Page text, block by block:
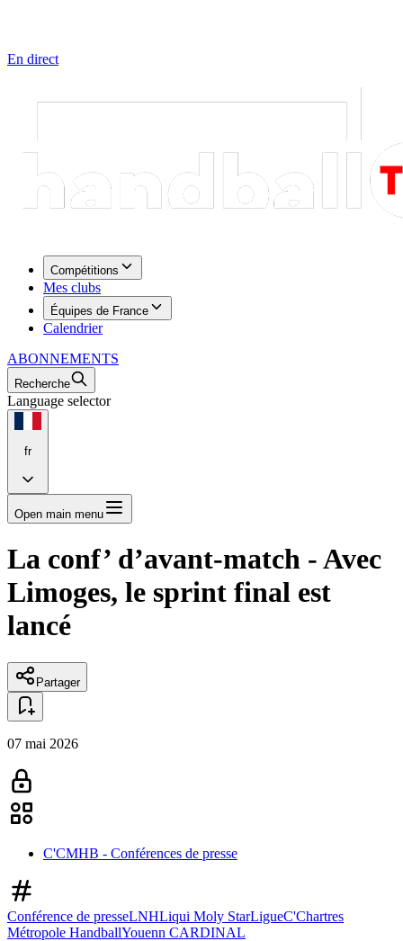
En direct
Compétitions
Mes clubs
Équipes de France
Calendrier
ABONNEMENTS
Recherche
Language selector
fr
Open main menu
La conf’ d’avant-match - Avec
Limoges, le sprint final est
lancé
Partager
07 mai 2026
C'CMHB - Conférences de presse
Conférence de presseLNHLiqui Moly StarLigueC'Chartres
Métropole HandballYouenn CARDINAL